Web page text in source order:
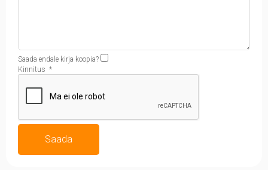
Saada endale kirja koopia?
Kinnitus *
Saada